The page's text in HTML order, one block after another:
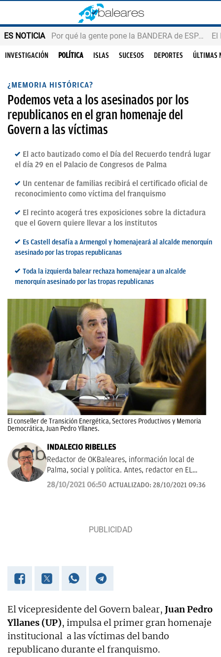
ES NOTICIA Por qué la gente pone la BANDERA de ESPAÑA en el balcón
INVESTIGACIÓN POLÍTICA ISLAS SUCESOS DEPORTES ÚLTIMAS
¿MEMORIA HISTÓRICA?
Podemos veta a los asesinados por los
republicanos en el gran homenaje del
Govern a las víctimas
El acto bautizado como el Día del Recuerdo tendrá lugar
el día 29 en el Palacio de Congresos de Palma
Un centenar de familias recibirá el certificado oficial de
reconocimiento como víctima del franquismo
El recinto acogerá tres exposiciones sobre la dictadura
que el Govern quiere llevar a los institutos
Es Castell desafía a Armengol y homenajeará al alcalde menorquín
asesinado por las tropas republicanas
Toda la izquierda balear rechaza homenajear a un alcalde
menorquín asesinado por las tropas republicanas
El conseller de Transición Energética, Sectores Productivos y Memoria
Democrática, Juan Pedro Yllanes.
INDALECIO RIBELLES
Redactor de OKBaleares, información local de
Palma, social y política. Antes, redactor en EL
MUNDO/ Baleares durante 20 años.
28/10/2021 06:50 ACTUALIZADO: 28/10/2021 09:36
El vicepresidente del Govern balear, Juan Pedro
Yllanes (UP), impulsa el primer gran homenaje
institucional a las víctimas del bando
republicano durante el franquismo.